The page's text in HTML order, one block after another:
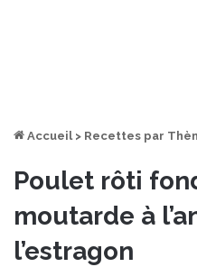
Accueil > Recettes par
Poulet rôti
moutarde à
l’estragon